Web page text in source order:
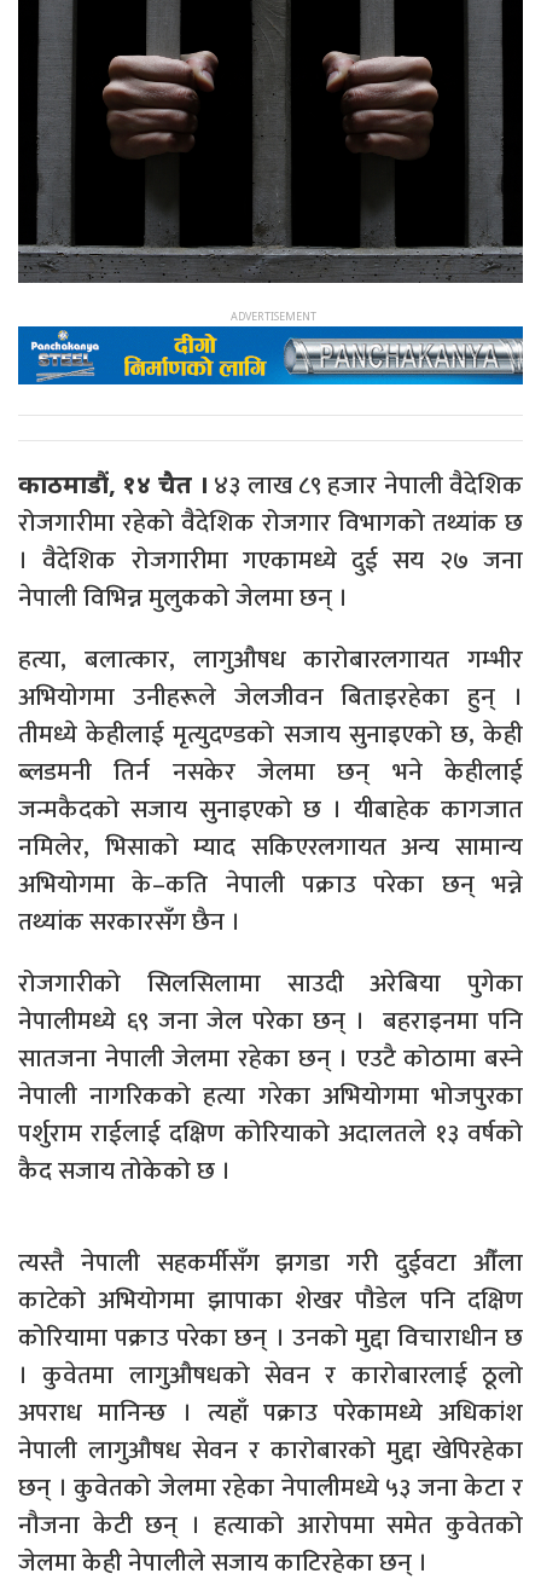
काठमाडौं, १४ चैत । ४३ लाख ८९ हजार नेपाली वैदेशिक
रोजगारीमा रहेको वैदेशिक रोजगार विभागको तथ्यांक छ
। वैदेशिक रोजगारीमा गएकामध्ये दुई सय २७ जना
नेपाली विभिन्न मुलुकको जेलमा छन् ।
हत्या, बलात्कार, लागुऔषध कारोबारलगायत गम्भीर
अभियोगमा उनीहरूले जेलजीवन बिताइरहेका हुन् ।
तीमध्ये केहीलाई मृत्युदण्डको सजाय सुनाइएको छ, केही
ब्लडमनी तिर्न नसकेर जेलमा छन् भने केहीलाई
जन्मकैदको सजाय सुनाइएको छ । यीबाहेक कागजात
नमिलेर, भिसाको म्याद सकिएरलगायत अन्य सामान्य
अभियोगमा के–कति नेपाली पक्राउ परेका छन् भन्ने
तथ्यांक सरकारसँग छैन ।
रोजगारीको सिलसिलामा साउदी अरेबिया पुगेका
नेपालीमध्ये ६९ जना जेल परेका छन् । बहराइनमा पनि
सातजना नेपाली जेलमा रहेका छन् । एउटै कोठामा बस्ने
नेपाली नागरिकको हत्या गरेका अभियोगमा भोजपुरका
पर्शुराम राईलाई दक्षिण कोरियाको अदालतले १३ वर्षको
कैद सजाय तोकेको छ ।
त्यस्तै नेपाली सहकर्मीसँग झगडा गरी दुईवटा औँला
काटेको अभियोगमा झापाका शेखर पौडेल पनि दक्षिण
कोरियामा पक्राउ परेका छन् । उनको मुद्दा विचाराधीन छ
। कुवेतमा लागुऔषधको सेवन र कारोबारलाई ठूलो
अपराध मानिन्छ । त्यहाँ पक्राउ परेकामध्ये अधिकांश
नेपाली लागुऔषध सेवन र कारोबारको मुद्दा खेपिरहेका
छन् । कुवेतको जेलमा रहेका नेपालीमध्ये ५३ जना केटा र
नौजना केटी छन् । हत्याको आरोपमा समेत कुवेतको
जेलमा केही नेपालीले सजाय काटिरहेका छन् ।